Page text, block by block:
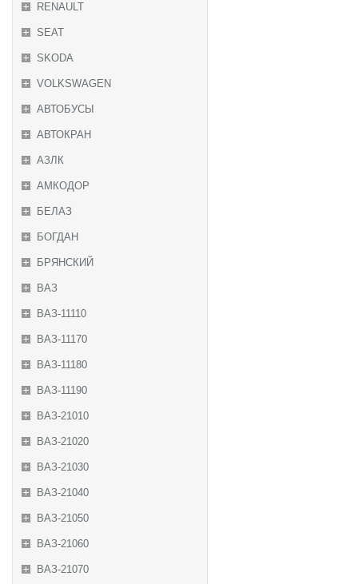
RENAULT
SEAT
SKODA
VOLKSWAGEN
АВТОБУСЫ
АВТОКРАН
АЗЛК
АМКОДОР
БЕЛАЗ
БОГДАН
БРЯНСКИЙ
ВАЗ
ВАЗ-11110
ВАЗ-11170
ВАЗ-11180
ВАЗ-11190
ВАЗ-21010
ВАЗ-21020
ВАЗ-21030
ВАЗ-21040
ВАЗ-21050
ВАЗ-21060
ВАЗ-21070